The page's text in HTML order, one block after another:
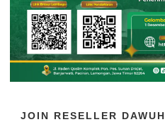
JOIN RESELLER